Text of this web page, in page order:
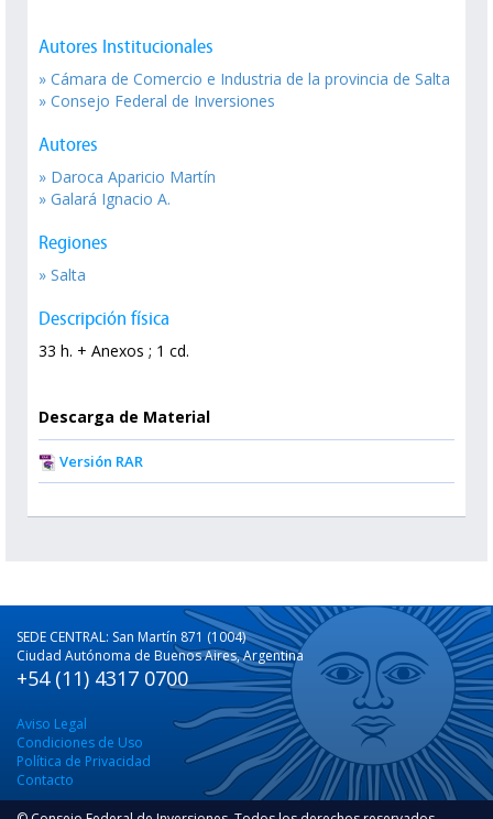
Autores Institucionales
» Cámara de Comercio e Industria de la provincia de Salta
» Consejo Federal de Inversiones
Autores
» Daroca Aparicio Martín
» Galará Ignacio A.
Regiones
» Salta
Descripción física
33 h. + Anexos ; 1 cd.
Descarga de Material
Versión RAR
SEDE CENTRAL: San Martín 871 (1004)
Ciudad Autónoma de Buenos Aires, Argentina
+54 (11) 4317 0700
Aviso Legal
Condiciones de Uso
Política de Privacidad
Contacto